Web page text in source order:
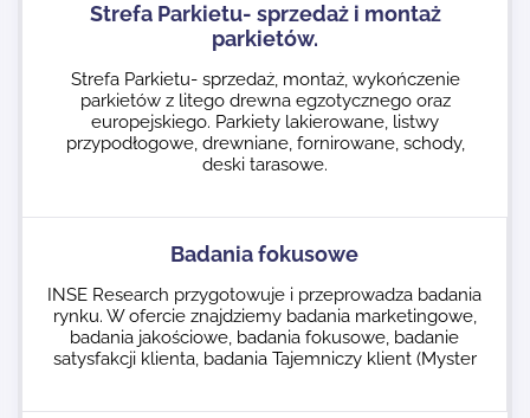
Strefa Parkietu- sprzedaż i montaż
parkietów.
Strefa Parkietu- sprzedaż, montaż, wykończenie
parkietów z litego drewna egzotycznego oraz
europejskiego. Parkiety lakierowane, listwy
przypodłogowe, drewniane, fornirowane, schody,
deski tarasowe.
Badania fokusowe
INSE Research przygotowuje i przeprowadza badania
rynku. W ofercie znajdziemy badania marketingowe,
badania jakościowe, badania fokusowe, badanie
satysfakcji klienta, badania Tajemniczy klient (Myster